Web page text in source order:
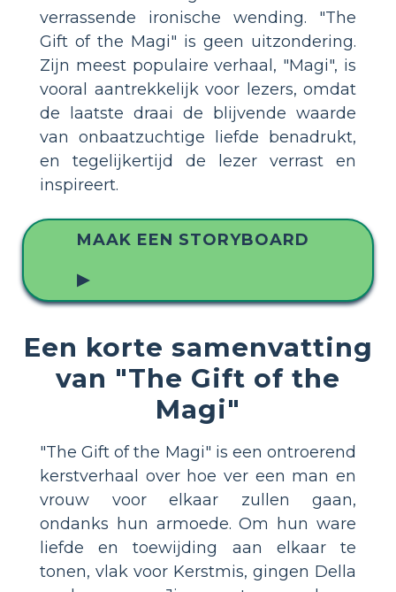
verrassende ironische wending. "The
Gift of the Magi" is geen uitzondering.
Zijn meest populaire verhaal, "Magi", is
vooral aantrekkelijk voor lezers, omdat
de laatste draai de blijvende waarde
van onbaatzuchtige liefde benadrukt,
en tegelijkertijd de lezer verrast en
inspireert.
MAAK EEN STORYBOARD
▶
Een korte samenvatting
van "The Gift of the
Magi"
"The Gift of the Magi" is een ontroerend
kerstverhaal over hoe ver een man en
vrouw voor elkaar zullen gaan,
ondanks hun armoede. Om hun ware
liefde en toewijding aan elkaar te
tonen, vlak voor Kerstmis, gingen Della